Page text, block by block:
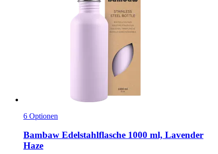
6 Optionen
Bambaw Edelstahlflasche 1000 ml, Lavender
Haze